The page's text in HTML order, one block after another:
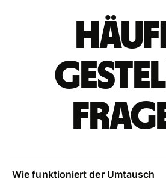
Wie funktioniert der Umtausch